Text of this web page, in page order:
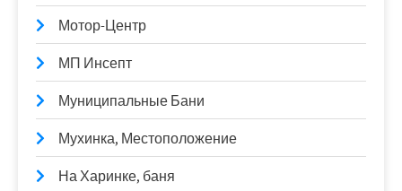
Мотор-Центр
МП Инсепт
Муниципальные Бани
Мухинка, Местоположение
На Харинке, баня